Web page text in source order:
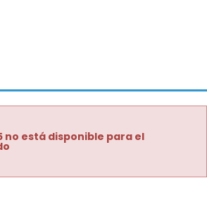
no está disponible para el